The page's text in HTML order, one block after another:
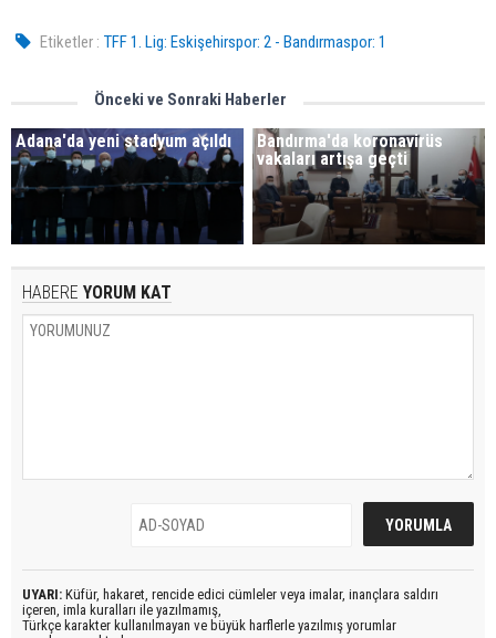
Etiketler : TFF 1. Lig: Eskişehirspor: 2 - Bandırmaspor: 1
Önceki ve Sonraki Haberler
Adana'da yeni stadyum açıldı
Bandırma'da koronavirüs
vakaları artışa geçti
HABERE YORUM KAT
UYARI: Küfür, hakaret, rencide edici cümleler veya imalar, inançlara saldırı
içeren, imla kuralları ile yazılmamış,
Türkçe karakter kullanılmayan ve büyük harflerle yazılmış yorumlar